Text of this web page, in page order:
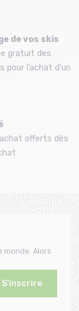
de vos skis
gratuit des
pour l’achat d'un
offerts dès
monde. Alors
S'inscrire